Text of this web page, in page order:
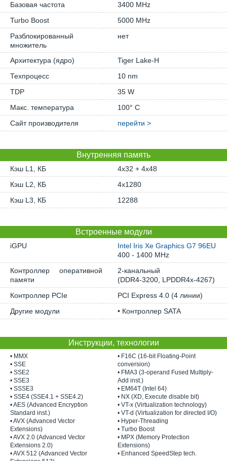
Базовая частота
3400 MHz
Turbo Boost
5000 MHz
Разблокированный
множитель
нет
Архитектура (ядро)
Tiger Lake-H
Техпроцесс
10 nm
TDP
35 W
Макс. температура
100° C
Сайт производителя
перейти >
Внутренняя память
Кэш L1, КБ
4x32 + 4x48
Кэш L2, КБ
4x1280
Кэш L3, КБ
12288
Встроенные модули
iGPU
Intel Iris Xe Graphics G7 96EU
400 - 1400 MHz
Контроллер оперативной
памяти
2-канальный
(DDR4-3200, LPDDR4x-4267)
Контроллер PCIe
PCI Express 4.0 (4 линии)
Другие модули
• Контроллер SATA
Инструкции, технологии
• MMX
• SSE
• SSE2
• SSE3
• SSSE3
• SSE4 (SSE4.1 + SSE4.2)
• AES (Advanced Encryption
Standard inst.)
• AVX (Advanced Vector
Extensions)
• AVX 2.0 (Advanced Vector
Extensions 2.0)
• AVX 512 (Advanced Vector
• F16C (16-bit Floating-Point
conversion)
• FMA3 (3-operand Fused Multiply-
Add inst.)
• EM64T (Intel 64)
• NX (XD, Execute disable bit)
• VT-x (Virtualization technology)
• VT-d (Virtualization for directed I/O)
• Hyper-Threading
• Turbo Boost
• MPX (Memory Protection
Extensions)
• Enhanced SpeedStep tech.